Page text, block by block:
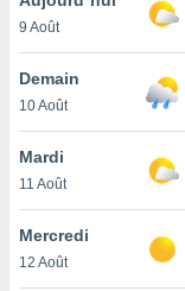
et
»,
au
vous
qu'ils
ou
9 Août
Demain
10 Août
Mardi
11 Août
Mercredi
12 Août